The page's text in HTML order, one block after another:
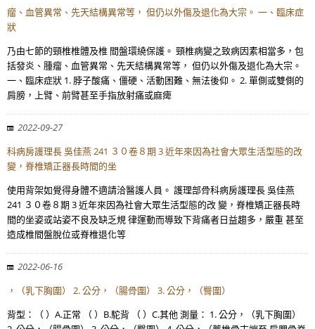
瘤、血管異常、先天結構異常等， 但仍以外傷及退化為大宗。 一、臨床症
狀
乃由七節的頸椎椎體及椎 間盤環繞保護。 頸椎病變之致病因素相當多，包
括發炎、腫瘤、血管異常、先天結構異常等， 但仍以外傷及退化為大宗。
一、臨床症狀 1. 脖子酸痛、僵硬、活動困難、無法後仰。 2. 單側或雙側的
肩膀，上臂、前臂甚至手指放射痛或麻痺
2022-09-27
科病房護理長 吳佳燕 241 ３０卷８期 3 近年來因為社會大眾生活型態的改
變，脊椎矯正器長時間的坐
使用背架如覺得身體不適請洽醫護人員。 護理部骨科病房護理長 吳佳燕
241 ３０卷８期 3 近年來因為社會大眾生活型態的改 變，脊椎矯正器長時
間的坐姿或站姿不良及缺乏規 律運動而導致下背痛者日益趨多，嚴重 甚至
造成椎間盤脫位或脊椎退化等
2022-06-16
，（乳下胸圍） 2. 公分，（腸骨圍） 3. 公分，（臀圍）
背型：（ ）A.正常 （ ）B.駝背 （ ）C.其他 測量： 1. 公分，（乳下胸圍）